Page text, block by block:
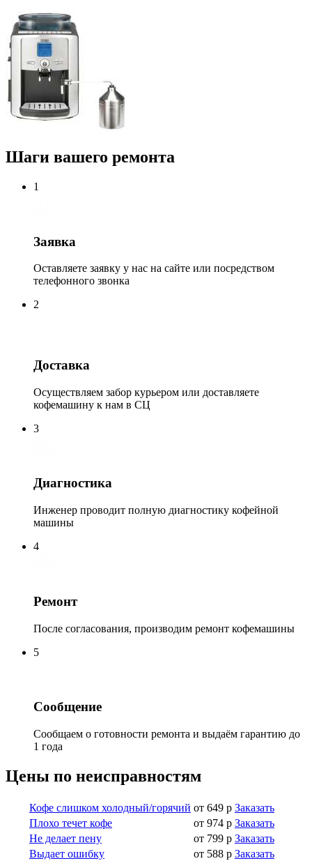
Шаги вашего ремонта
1
Заявка
Оставляете заявку у нас на сайте или посредством
телефонного звонка
2
Доставка
Осуществляем забор курьером или доставляете
кофемашину к нам в СЦ
3
Диагностика
Инженер проводит полную диагностику кофейной
машины
4
Ремонт
После согласования, производим ремонт кофемашины
5
Сообщение
Сообщаем о готовности ремонта и выдаём гарантию до
1 года
Цены по неисправностям
Кофе слишком холодный/горячий от 649 р Заказать
Плохо течет кофе
от 974 р Заказать
Не делает пену
от 799 р Заказать
Выдает ошибку
от 588 р Заказать